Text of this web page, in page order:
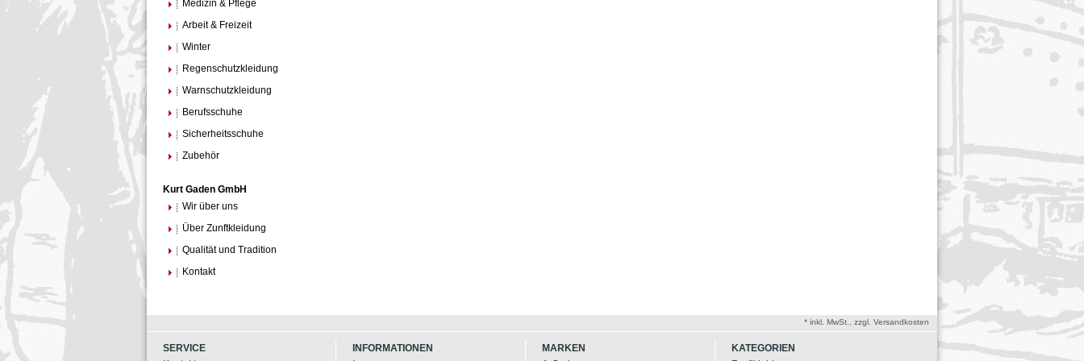
Medizin & Pflege
Arbeit & Freizeit
Winter
Regenschutzkleidung
Warnschutzkleidung
Berufsschuhe
Sicherheitsschuhe
Zubehör
Kurt Gaden GmbH
Wir über uns
Über Zunftkleidung
Qualität und Tradition
Kontakt
* inkl. MwSt., zzgl. Versandkosten
SERVICE
INFORMATIONEN
MARKEN
KATEGORIEN